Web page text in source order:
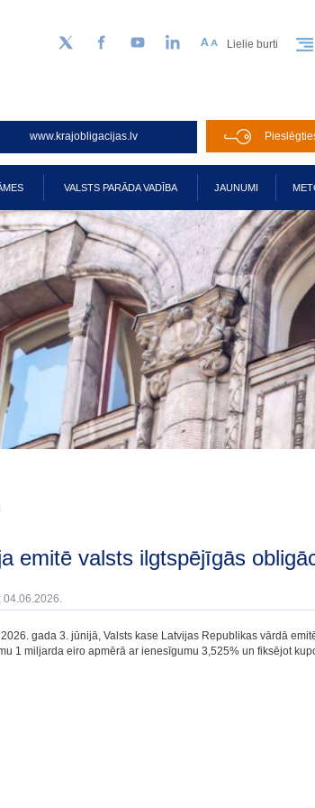
Sekojiet mums Twitter
FacebookYouTubeLinkedIn Lielie burti
www.krajobligacijas.lv
VALSTS PARĀDA VADĪBA JAUNUMI
emitē valsts ilgtspējīgās
04.06.2026.
gada 3. jūnijā, Valsts kase Latvijas Republikas vārdā
1 miljarda eiro apmērā ar ienesīgumu 3,525% un fiksējot